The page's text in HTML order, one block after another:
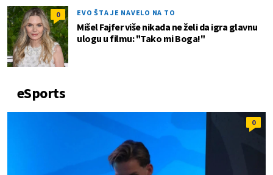
0 EVO ŠTA JE NAVELO NA TO
Mišel Fajfer više nikada ne želi da igra glavnu
ulogu u filmu: "Tako mi Boga!"
eSports
0